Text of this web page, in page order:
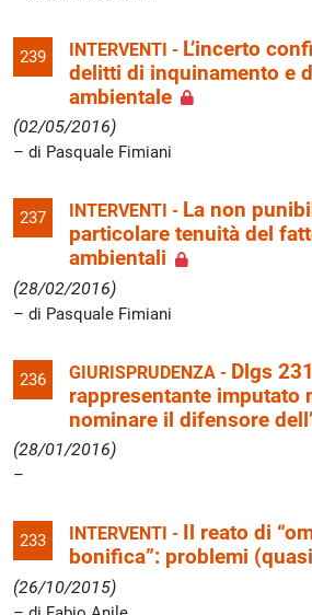
239 INTERVENTI - L’incerto
delitti di inquinamento e
ambientale
(02/05/2016)
di Pasquale Fimiani
237 INTERVENTI - La non
particolare tenuità del
ambientali
(28/02/2016)
di Pasquale Fimiani
236 GIURISPRUDENZA - Dlgs
rappresentante imputato
nominare il difensore
(28/01/2016)
233 INTERVENTI -
Il reato di
bonifica”: problemi
(26/10/2015)